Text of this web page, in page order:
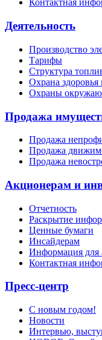
Контактная
Деятельность
Производство
Тарифы
Структура
Охрана здоровья
Охраны
Продажа
Продажа
Продажа
Продажа
Акционерам и
Отчетность
Раскрытие
Ценные бумаги
Инсайдерам
Информация для
Контактная
Пресс-центр
С новым годом!
Новости
Интервью,